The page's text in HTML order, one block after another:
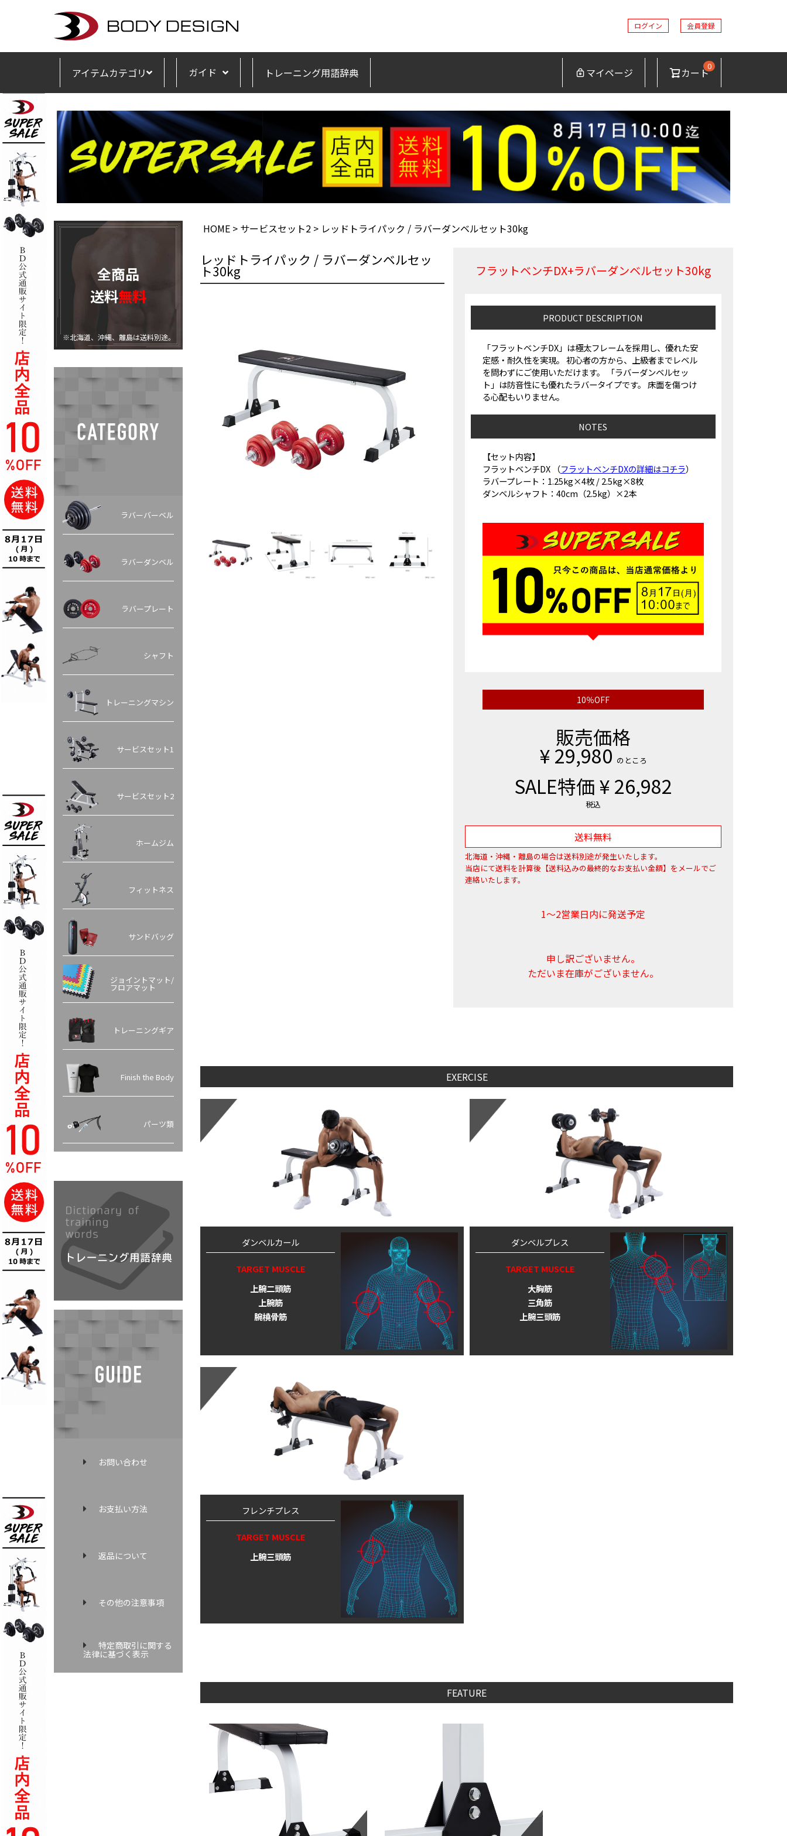
ログイン 会員登録
アイテムカテゴリ ガイド トレーニング用語辞典 マイページ カート0
全商品
送料無料
※北海道、沖縄、離島は送料別途。
ラバーバーベル
ラバーダンベル
ラバープレート
シャフト
トレーニングマシン
サービスセット1
サービスセット2
ホームジム
フィットネス
サンドバッグ
ジョイントマット/
フロアマット
トレーニングギア
Finish the Body
パーツ類
お問い合わせ
お支払い方法
返品について
その他の注意事項
特定商取引に関する
法律に基づく表示
HOME サービスセット2 レッドトライパック / ラバーダンベルセット30kg
レッドトライパック / ラバーダンベルセッ
ト30kg フラットベンチDX+ラバーダンベルセット30kg
PRODUCT DESCRIPTION
「フラットベンチDX」は極太フレームを採用し、優れた安
定感・耐久性を実現。 初心者の方から、上級者までレベル
を問わずにご使用いただけます。 「ラバーダンベルセッ
ト」は防音性にも優れたラバータイプです。 床面を傷つけ
る心配もいりません。
NOTES
【セット内容】
フラットベンチDX （フラットベンチDXの詳細はコチラ）
ラバープレート：1.25kg×4枚 / 2.5kg×8枚
ダンベルシャフト：40cm（2.5kg）×2本
10％OFF
販売価格
¥29,980 のところ
SALE特価¥26,982
税込
送料無料
北海道・沖縄・離島の場合は送料別途が発生いたします。
当店にて送料を計算後【送料込みの最終的なお支払い金額】をメールでご
連絡いたします。
1～2営業日内に発送予定
申し訳ございません。
ただいま在庫がございません。
EXERCISE
ダンベルカール
TARGET MUSCLE
上腕二頭筋
上腕筋
腕橈骨筋
ダンベルプレス
TARGET MUSCLE
大胸筋
三角筋
上腕三頭筋
フレンチプレス
TARGET MUSCLE
上腕三頭筋
FEATURE